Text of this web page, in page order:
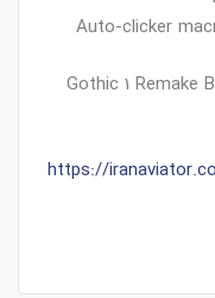
Auto-clicker
Gothic 1 Remake
https://